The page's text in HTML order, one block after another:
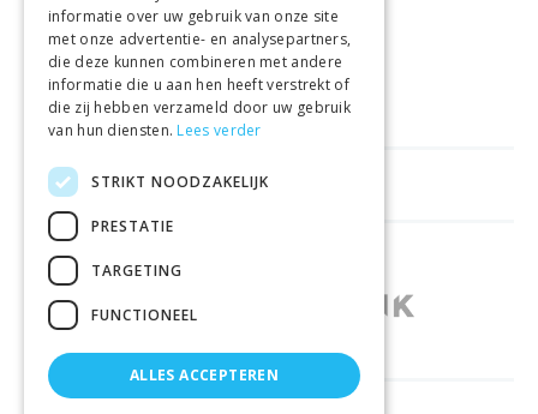
EASYRETURNS
BEST PRICEGUARANTEE
HELPFUL LINKS
SHOPS IN OTHER COUNTRIES
informatie over uw gebruik van onze site
met onze advertentie- en analysepartners,
die deze kunnen combineren met andere
informatie die u aan hen heeft verstrekt of
die zij hebben verzameld door uw gebruik
van hun diensten. Lees verder
STRIKT NOODZAKELIJK
PRESTATIE
TARGETING
FUNCTIONEEL
ALLES ACCEPTEREN